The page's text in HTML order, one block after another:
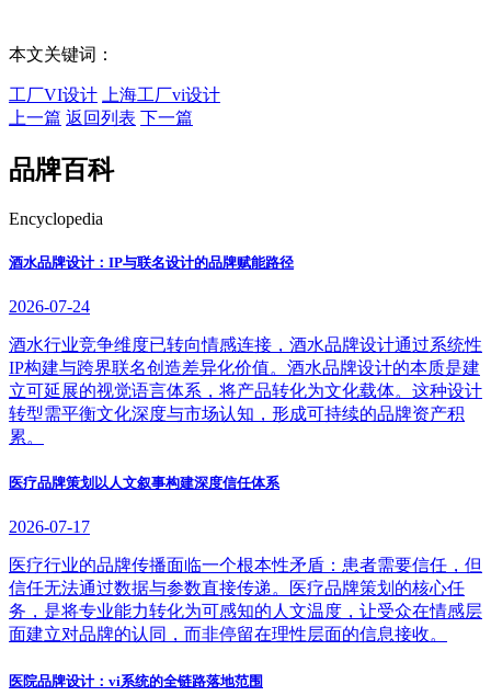
本文关键词：
工厂VI设计
上海工厂vi设计
上一篇 返回列表 下一篇
品牌百科
Encyclopedia
酒水品牌设计：IP与联名设计的品牌赋能路径
2026-07-24
酒水行业竞争维度已转向情感连接，酒水品牌设计通过系统性
IP构建与跨界联名创造差异化价值。酒水品牌设计的本质是建
立可延展的视觉语言体系，将产品转化为文化载体。这种设计
转型需平衡文化深度与市场认知，形成可持续的品牌资产积
累。
医疗品牌策划以人文叙事构建深度信任体系
2026-07-17
医疗行业的品牌传播面临一个根本性矛盾：患者需要信任，但
信任无法通过数据与参数直接传递。医疗品牌策划的核心任
务，是将专业能力转化为可感知的人文温度，让受众在情感层
面建立对品牌的认同，而非停留在理性层面的信息接收。
医院品牌设计：vi系统的全链路落地范围